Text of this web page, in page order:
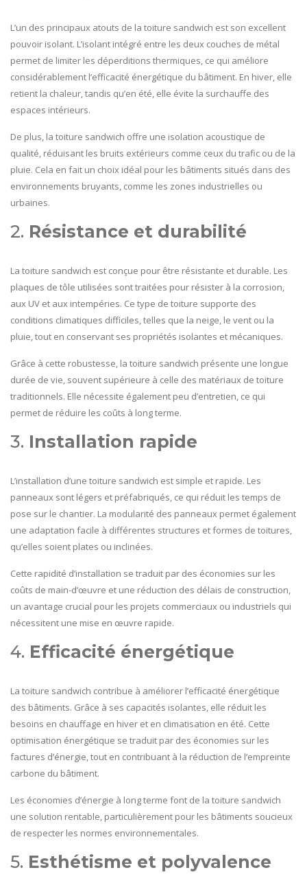
L’un des principaux atouts de la toiture sandwich est son excellent
pouvoir isolant. L’isolant intégré entre les deux couches de métal
permet de limiter les déperditions thermiques, ce qui améliore
considérablement l’efficacité énergétique du bâtiment. En hiver, elle
retient la chaleur, tandis qu’en été, elle évite la surchauffe des
espaces intérieurs.
De plus, la toiture sandwich offre une isolation acoustique de
qualité, réduisant les bruits extérieurs comme ceux du trafic ou de la
pluie. Cela en fait un choix idéal pour les bâtiments situés dans des
environnements bruyants, comme les zones industrielles ou
urbaines.
2. Résistance et durabilité
La toiture sandwich est conçue pour être résistante et durable. Les
plaques de tôle utilisées sont traitées pour résister à la corrosion,
aux UV et aux intempéries. Ce type de toiture supporte des
conditions climatiques difficiles, telles que la neige, le vent ou la
pluie, tout en conservant ses propriétés isolantes et mécaniques.
Grâce à cette robustesse, la toiture sandwich présente une longue
durée de vie, souvent supérieure à celle des matériaux de toiture
traditionnels. Elle nécessite également peu d’entretien, ce qui
permet de réduire les coûts à long terme.
3. Installation rapide
L’installation d’une toiture sandwich est simple et rapide. Les
panneaux sont légers et préfabriqués, ce qui réduit les temps de
pose sur le chantier. La modularité des panneaux permet également
une adaptation facile à différentes structures et formes de toitures,
qu’elles soient plates ou inclinées.
Cette rapidité d’installation se traduit par des économies sur les
coûts de main-d’œuvre et une réduction des délais de construction,
un avantage crucial pour les projets commerciaux ou industriels qui
nécessitent une mise en œuvre rapide.
4. Efficacité énergétique
La toiture sandwich contribue à améliorer l’efficacité énergétique
des bâtiments. Grâce à ses capacités isolantes, elle réduit les
besoins en chauffage en hiver et en climatisation en été. Cette
optimisation énergétique se traduit par des économies sur les
factures d’énergie, tout en contribuant à la réduction de l’empreinte
carbone du bâtiment.
Les économies d’énergie à long terme font de la toiture sandwich
une solution rentable, particulièrement pour les bâtiments soucieux
de respecter les normes environnementales.
5. Esthétisme et polyvalence